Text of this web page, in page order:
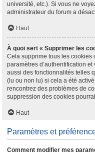
université, etc.). Si vous ne
administrateur du forum a
Haut
À quoi sert « Supprimer les
Cela supprime tous les cookies
paramètres d’authentification
aussi des fonctionnalités telles
(lu ou non lu) si cela a été
rencontrez des problèmes de
suppression des cookies
Haut
Paramètres et
Comment modifier mes